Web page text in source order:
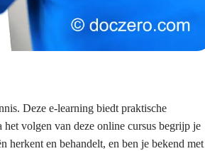
Deze e-learning biedt praktische
volgen van deze online cursus begrijp je
herkent en behandelt, en ben je bekend met